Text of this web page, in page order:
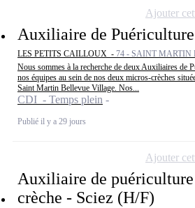
Auxiliaire de
LES PETITS CAILLOUX - 74 - SAINT MARTIN
Nous sommes à la recherche de deux Auxiliaires de
nos équipes au sein de nos deux micros-crèches
Saint Martin Bellevue Village. Nos...
CDI - Temps plein
Publié il y a 29 jours
Ajouter
Auxiliaire de puériculture
crèche - Sciez (H/F)
Ajouter